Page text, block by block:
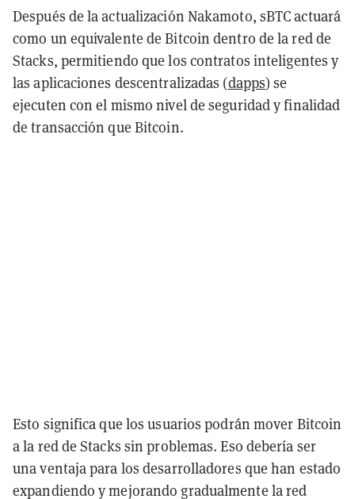
Después de la actualización Nakamoto, sBTC actuará
como un equivalente de Bitcoin dentro de la red de
Stacks, permitiendo que los contratos inteligentes y
las aplicaciones descentralizadas (dapps) se
ejecuten con el mismo nivel de seguridad y finalidad
de transacción que Bitcoin.
Esto significa que los usuarios podrán mover Bitcoin
a la red de Stacks sin problemas. Eso debería ser
una ventaja para los desarrolladores que han estado
expandiendo y mejorando gradualmente la red